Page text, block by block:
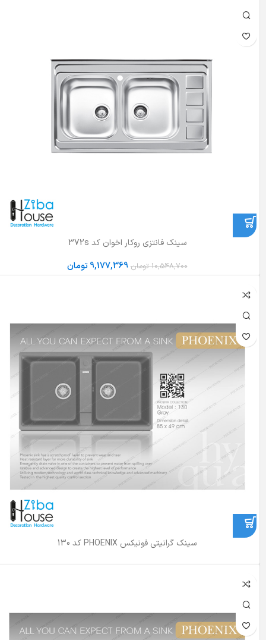
سینک فانتزی روکار اخوان کد 372s
10,548,700 تومان 9,177,369 تومان
سینک گرانیتی فونیکس PHOENIX کد 130